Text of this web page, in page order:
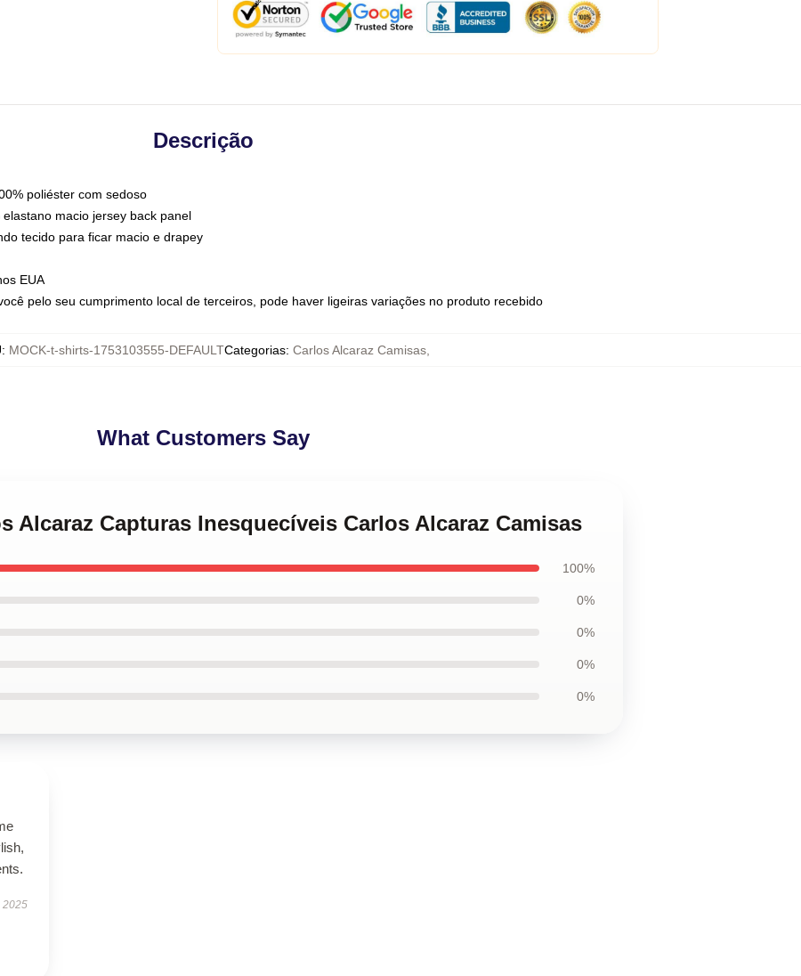
Descrição
poliéster com sedoso
macio jersey back panel
tecido para ficar macio e drapey
EUA
pelo seu cumprimento local de terceiros, pode haver ligeiras variações no produto recebido
: MOCK-t-shirts-1753103555-DEFAULTCategorias: Carlos Alcaraz Camisas,
What Customers Say
Alcaraz Capturas Inesquecíveis Carlos Alcaraz Camisas
100%
0%
0%
0%
0%
2025